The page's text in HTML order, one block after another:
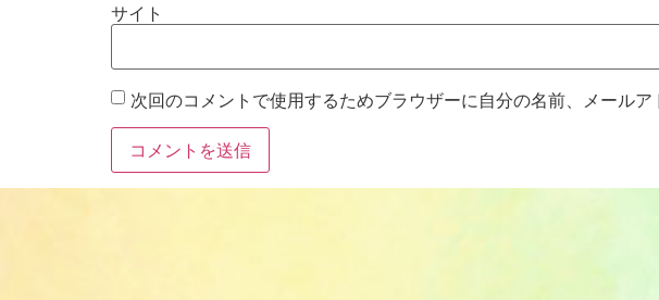
サイト
次回のコメントで使用するためブラウザーに自分の名前、メールア